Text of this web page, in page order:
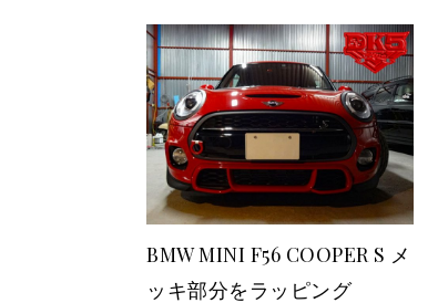
BMW MINI F56 COOPER S メ
ッキ部分をラッピング